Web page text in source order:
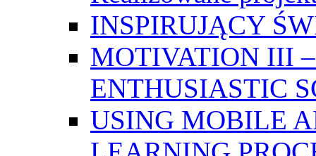
INSPIRUJĄCY
MOTIVATION III
ENTHUSIASTIC
USING MOBILE